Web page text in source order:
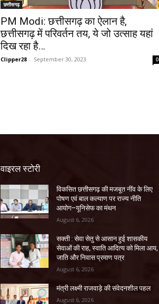
छत्तीसगढ़
PM Modi: छत्तीसगढ़ का ऐलान है,
छत्तीसगढ़ में परिवर्तन तय, ये जो उत्साह यहां
दिख रहा है…
Clipper28 - September 30, 2023 0
वाइरल स्टोरी
विकसित छत्तीसगढ़ की मजबूत नींव के लिए
पोषण एवं बाल कल्याण पर राज्य नीति
आयोग–यूनिसेफ का मंथन
August 6, 2026
सक्ती : सेवा सेतु से आसान हुई शासकीय
सेवाओं की राह, स्वाति आदित्य को मिला आय,
जाति और निवास प्रमाण पत्र
August 6, 2026
मंत्री लक्ष्मी राजवाड़े की संवेदनशील पहल
August 6, 2026